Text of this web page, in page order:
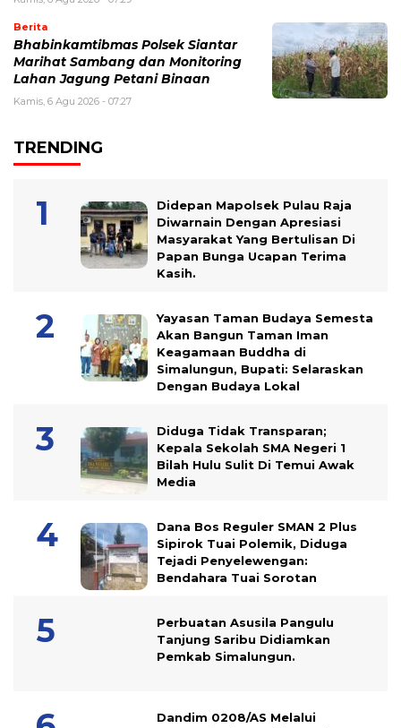
Berita
Bhabinkamtibmas Polsek Siantar
Marihat Sambang dan Monitoring
Lahan Jagung Petani Binaan
Kamis, 6 Agu 2026 - 07:27
TRENDING
Didepan Mapolsek Pulau Raja
Diwarnain Dengan Apresiasi
Masyarakat Yang Bertulisan Di
Papan Bunga Ucapan Terima
Kasih.
Yayasan Taman Budaya Semesta
Akan Bangun Taman Iman
Keagamaan Buddha di
Simalungun, Bupati: Selaraskan
Dengan Budaya Lokal
Diduga Tidak Transparan;
Kepala Sekolah SMA Negeri 1
Bilah Hulu Sulit Di Temui Awak
Media
Dana Bos Reguler SMAN 2 Plus
Sipirok Tuai Polemik, Diduga
Tejadi Penyelewengan:
Bendahara Tuai Sorotan
Perbuatan Asusila Pangulu
Tanjung Saribu Didiamkan
Pemkab Simalungun.
Dandim 0208/AS Melalui